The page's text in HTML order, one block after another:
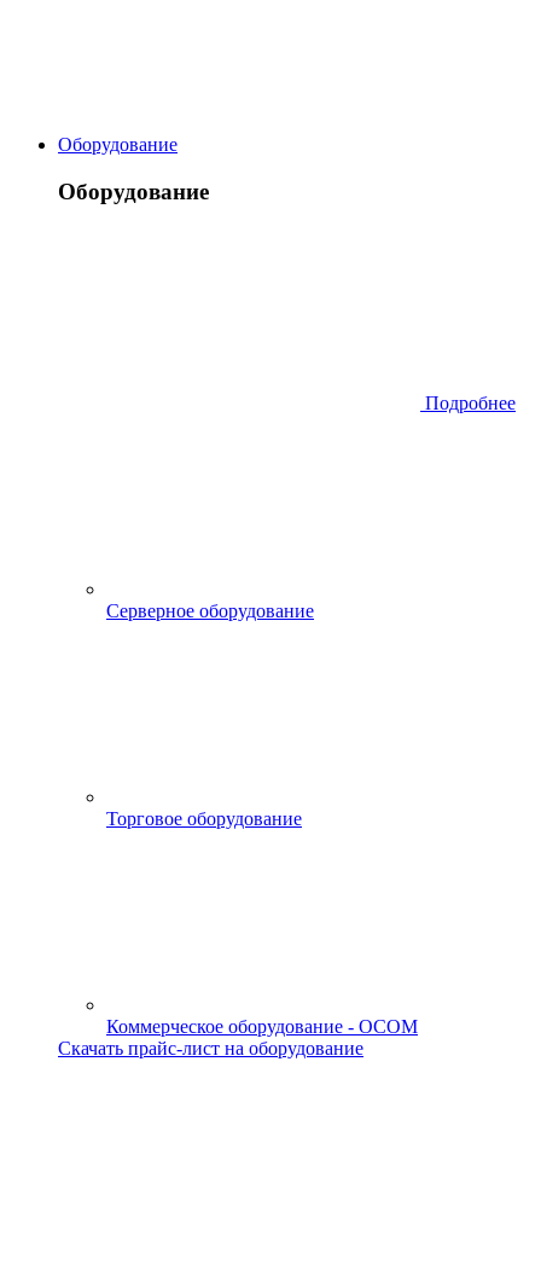
Оборудование
Оборудование
Подробнее
Серверное оборудование
Торговое оборудование
Коммерческое оборудование - OCOM
Скачать прайс-лист на оборудование